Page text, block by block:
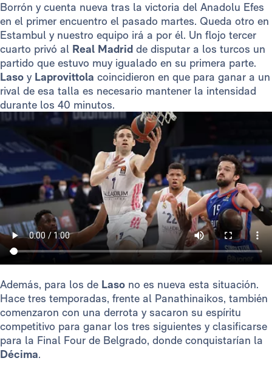
Borrón y cuenta nueva tras la victoria del Anadolu Efes
en el primer encuentro el pasado martes. Queda otro en
Estambul y nuestro equipo irá a por él. Un flojo tercer
cuarto privó al Real Madrid de disputar a los turcos un
partido que estuvo muy igualado en su primera parte.
Laso y Laprovittola coincidieron en que para ganar a un
rival de esa talla es necesario mantener la intensidad
durante los 40 minutos.
Además, para los de Laso no es nueva esta situación.
Hace tres temporadas, frente al Panathinaikos, también
comenzaron con una derrota y sacaron su espíritu
competitivo para ganar los tres siguientes y clasificarse
para la Final Four de Belgrado, donde conquistarían la
Décima.